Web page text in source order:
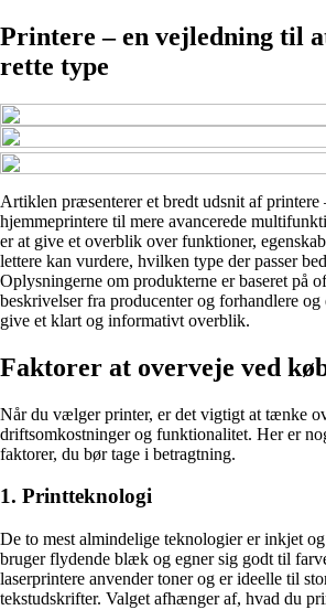
Printere – en vejledning til
rette type
Artiklen præsenterer et bredt udsnit af printere
hjemmeprintere til mere avancerede
er at give et overblik over funktioner,
lettere kan vurdere, hvilken type der passer
Oplysningerne om produkterne er baseret på
beskrivelser fra producenter og forhandlere og
give et klart og informativt overblik.
Faktorer at overveje ved
Når du vælger printer, er det vigtigt at tænke
driftsomkostninger og funktionalitet. Her er
faktorer, du bør tage i betragtning.
1. Printteknologi
De to mest almindelige teknologier er inkjet
bruger flydende blæk og egner sig godt til
laserprintere anvender toner og er ideelle til
tekstudskrifter. Valget afhænger af, hvad du